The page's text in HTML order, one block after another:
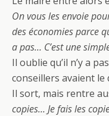
On vous les envoie
des économies parce
a pas… C’est une
Il oublie qu’il n’y a
conseillers avaient
Il sort, mais rentre
copies… Je fais les